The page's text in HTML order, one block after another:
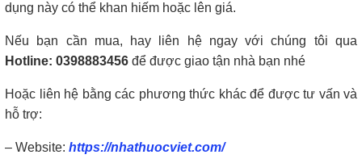
dụng này có thể khan hiếm hoặc lên giá.
Nếu bạn cần mua, hay liên hệ ngay với chúng tôi qua
Hotline: 0398883456 để được giao tận nhà bạn nhé
Hoặc liên hệ bằng các phương thức khác để được tư vấn và
hỗ trợ:
– Website: https://nhathuocviet.com/